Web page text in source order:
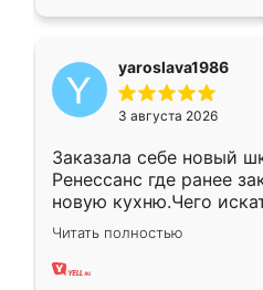
yaroslava1986
3 августа 2026
Заказала себе новый
Ренессанс где ранее
новую кухню.Чего
вполне довольна.
два года, нареканий нет.
Читать полностью